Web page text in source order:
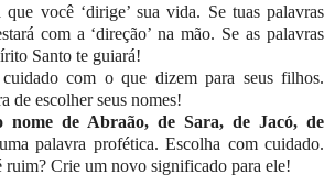
você ‘dirige’ sua vida. Se tuas palavras
com a ‘direção’ na mão. Se as palavras
Santo te guiará!
com o que dizem para seus filhos.
de escolher seus nomes!
nome de Abraão, de Sara, de Jacó, de
palavra profética. Escolha com cuidado.
ruim? Crie um novo significado para ele!